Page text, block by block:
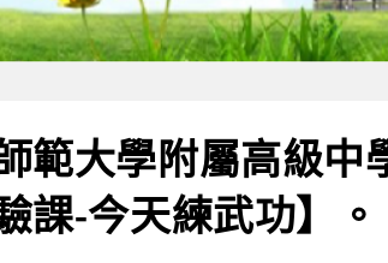
範大學附屬高級中
課-今天練武功】。